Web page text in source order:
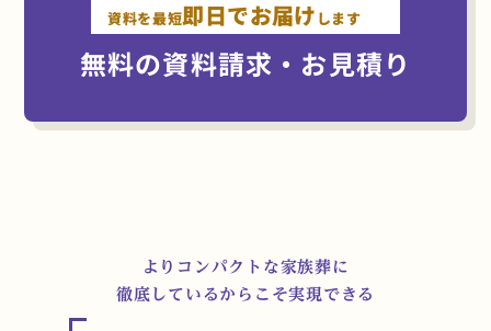
QRコードを
読み取ってください。
資料を最短即日でお届け します
無料の資料請求・お見積り
よりコンパクトな家族葬に
徹底しているからこそ実現できる